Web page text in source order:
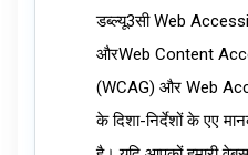
डब्ल्यू3सी Web
औरWeb Content
(WCAG) और Web
के दिशा-निर्देशों के एए